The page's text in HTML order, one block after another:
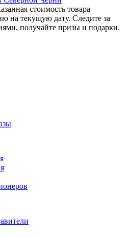
стоимость товара
на текущую дату. Следите за
получайте призы и подарки.